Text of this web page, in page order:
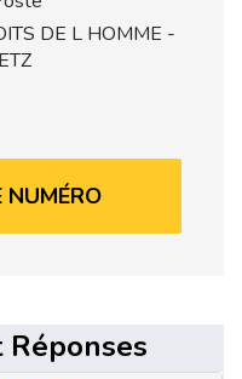
DE L HOMME -
NUMÉRO